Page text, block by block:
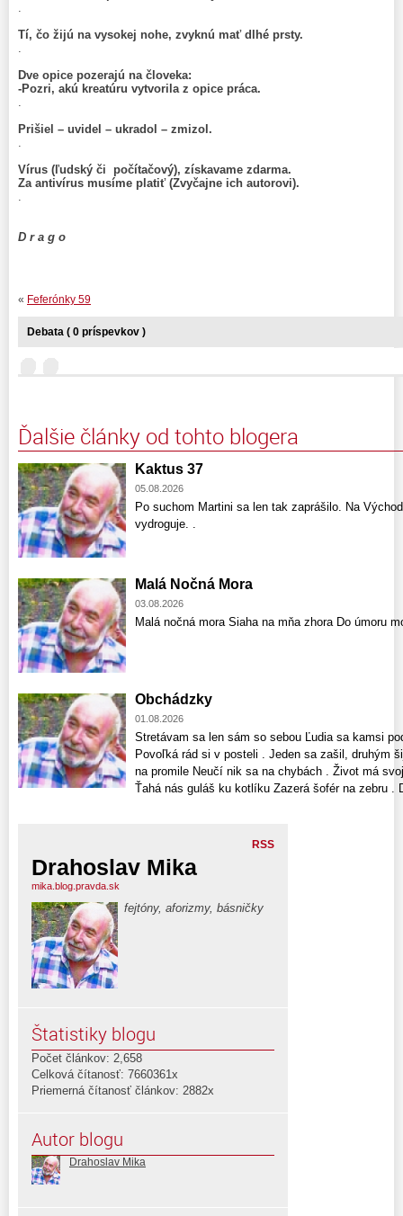
Tí, čo žijú na vysokej nohe, zvyknú mať dlhé prsty.
Dve opice pozerajú na človeka:
-Pozri, akú kreatúru vytvorila z opice práca.
Prišiel – uvidel – ukradol – zmizol.
Vírus (ľudský či počítačový), získavame zdarma.
Za antivírus musíme platiť (Zvyčajne ich autorovi).
D r a g o
« Feferónky 59
Debata ( 0 príspevkov )
Ďalšie články od tohto blogera
Kaktus 37
05.08.2026
Po suchom Martini sa len tak zaprášilo. Na
vydroguje. .
Malá Nočná Mora
03.08.2026
Malá nočná mora Siaha na mňa zhora Do úmoru
Obchádzky
01.08.2026
Stretávam sa len sám so sebou Ľudia sa kamsi
Povoľká rád si v posteli . Jeden sa zašil, druhým
na promile Neučí nik sa na chybách . Život má
Ťahá nás guláš ku kotlíku Zazerá šofér na zebru .
RSS
Drahoslav Mika
mika.blog.pravda.sk
fejtóny, aforizmy, básničky
Štatistiky blogu
Počet článkov: 2,658
Celková čítanosť: 7660361x
Priemerná čítanosť článkov: 2882x
Autor blogu
Drahoslav Mika